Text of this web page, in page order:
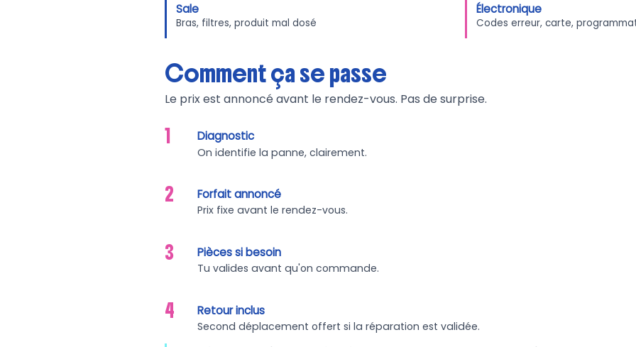
Sale
Bras, filtres, produit mal dosé
Électronique
Codes erreur, carte,
Comment ça se passe
Le prix est annoncé avant le rendez-vous. Pas de surprise.
1 Diagnostic
On identifie la panne, clairement.
2 Forfait annoncé
Prix fixe avant le rendez-vous.
3 Pièces si besoin
Tu valides avant qu'on commande.
4 Retour inclus
Second déplacement offert si la réparation est validée.